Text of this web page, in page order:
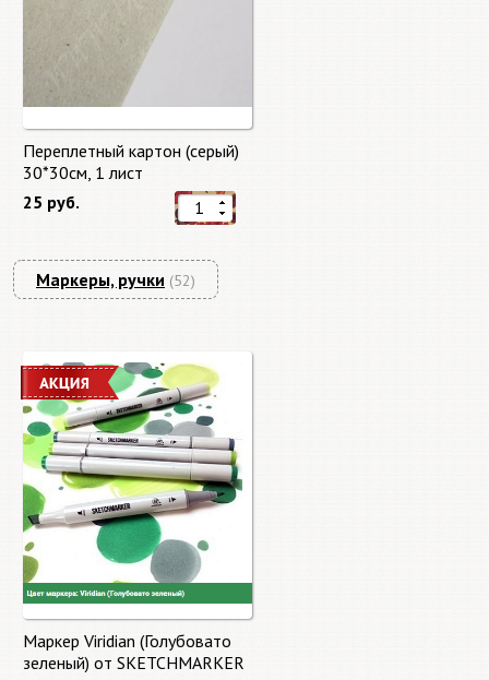
Переплетный картон (серый)
30*30см, 1 лист
25 руб.
Маркеры, ручки (52)
Маркер Viridian (Голубовато
зеленый) от SKETCHMARKER